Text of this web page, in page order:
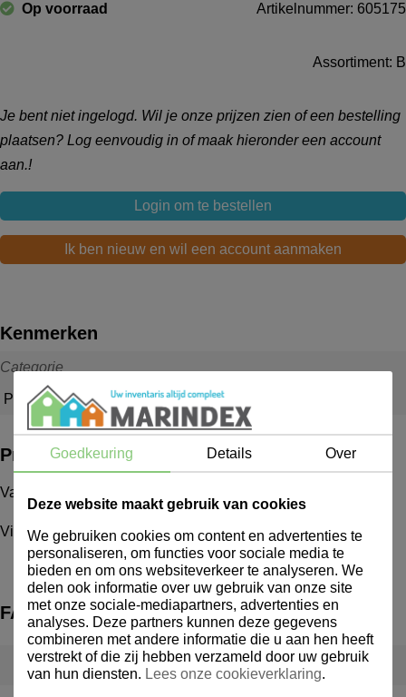
Op voorraad Artikelnummer: 605175
Assortiment: B
Je bent niet ingelogd. Wil je onze prijzen zien of een bestelling
plaatsen? Log eenvoudig in of maak hieronder een account
aan.!
Login om te bestellen
Ik ben nieuw en wil een account aanmaken
Kenmerken
Categorie
Poetsdoeken
Productbeschrijving
Vaatdoekje viscose 38x40 geel à 10 verpakt
Viscose Vaatdoekje a10 stuks
FAQ
Wat is een inventarispakket?
Goedkeuring Details Over
Deze website maakt gebruik van cookies
We gebruiken cookies om content en advertenties te
personaliseren, om functies voor sociale media te
bieden en om ons websiteverkeer te analyseren. We
delen ook informatie over uw gebruik van onze site
met onze sociale-mediapartners, advertenties en
analyses. Deze partners kunnen deze gegevens
combineren met andere informatie die u aan hen heeft
verstrekt of die zij hebben verzameld door uw gebruik
van hun diensten. Lees onze cookieverklaring.